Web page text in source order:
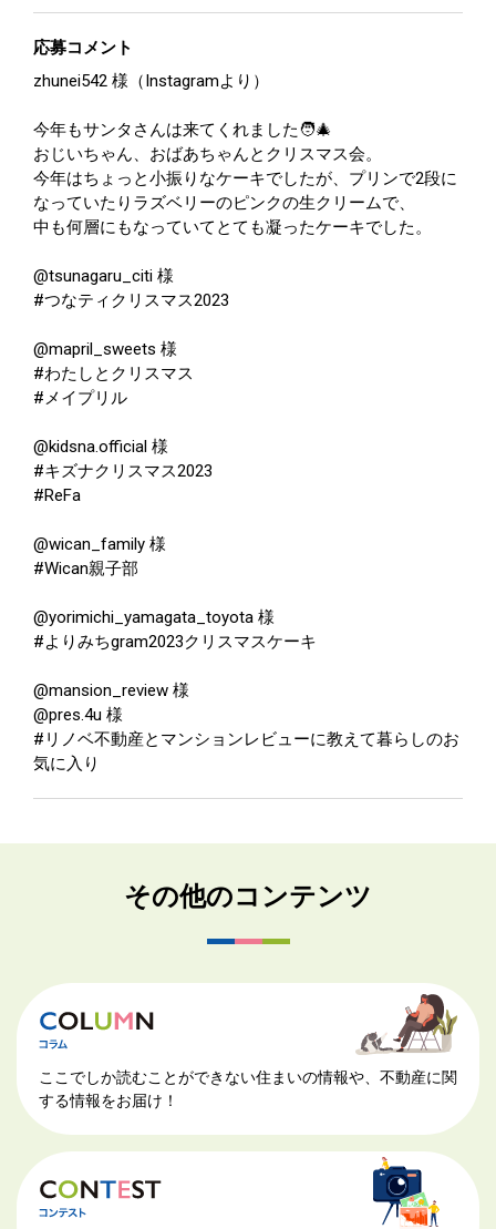
応募コメント
zhunei542 様（Instagramより）
今年もサンタさんは来てくれました🧑‍🎄
おじいちゃん、おばあちゃんとクリスマス会。
今年はちょっと小振りなケーキでしたが、プリンで2段に
なっていたりラズベリーのピンクの生クリームで、
中も何層にもなっていてとても凝ったケーキでした。
@tsunagaru_citi 様
#つなティクリスマス2023
@mapril_sweets 様
#わたしとクリスマス
#メイプリル
@kidsna.official 様
#キズナクリスマス2023
#ReFa
@wican_family 様
#Wican親子部
@yorimichi_yamagata_toyota 様
#よりみちgram2023クリスマスケーキ
@mansion_review 様
@pres.4u 様
#リノベ不動産とマンションレビューに教えて暮らしのお
気に入り
その他のコンテンツ
ここでしか読むことができない住まいの情報や、不動産に関
する情報をお届け！